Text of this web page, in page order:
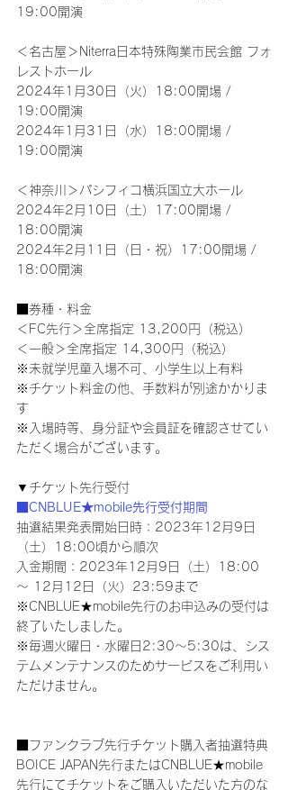
19:00開演
＜名古屋＞Niterra日本特殊陶業市民会館 フォ
レストホール
2024年1月30日（火）18:00開場 /
19:00開演
2024年1月31日（水）18:00開場 /
19:00開演
＜神奈川＞パシフィコ横浜国立大ホール
2024年2月10日（土）17:00開場 /
18:00開演
2024年2月11日（日・祝）17:00開場 /
18:00開演
■券種・料金
＜FC先行＞全席指定 13,200円（税込）
＜一般＞全席指定 14,300円（税込）
※未就学児童入場不可、小学生以上有料
※チケット料金の他、手数料が別途かかりま
す
※入場時等、身分証や会員証を確認させてい
ただく場合がございます。
▼チケット先行受付
■CNBLUE★mobile先行受付期間
抽選結果発表開始日時：2023年12月9日
（土）18:00頃から順次
入金期間：2023年12月9日（土）18:00
～ 12月12日（火）23:59まで
※CNBLUE★mobile先行のお申込みの受付は
終了いたしました。
※毎週火曜日・水曜日2:30～5:30は、シス
テムメンテナンスのためサービスをご利用い
ただけません。
■ファンクラブ先行チケット購入者抽選特典
BOICE JAPAN先行またはCNBLUE★mobile
先行にてチケットをご購入いただいた方のな